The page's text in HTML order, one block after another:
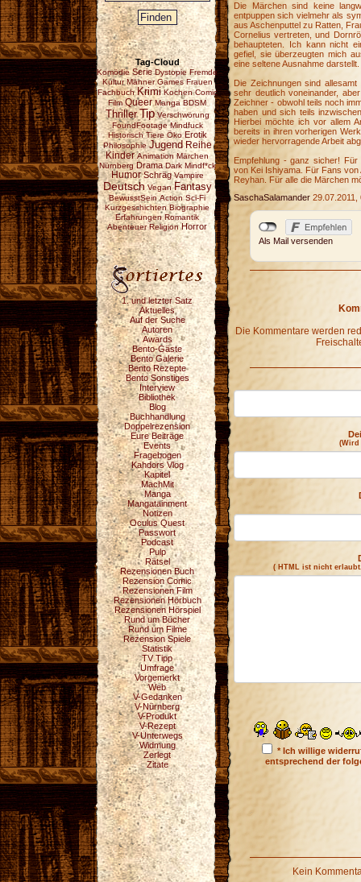
Tag-Cloud
Komödie Serie Dystopie Fremde
Kultur Männer Games Frauen
Fachbuch Krimi Kochen Comic
Film Queer Manga BDSM
Thriller Tip Verschwörung
FoundFootage Mindfuck
Historisch Tiere Öko Erotik
Philosophie Jugend Reihe
Kinder Animation Märchen
Nürnberg Drama Dark Mindf*ck
Humor Schräg Vampire
Deutsch Vegan Fantasy
BewusstSein Action Sci-Fi
Kurzgeschichten Biographie
Erfahrungen Romantik
Abenteuer Religion Horror
1. und letzter Satz
Aktuelles
Auf der Suche
Autoren
Awards
Bento-Gäste
Bento Galerie
Bento Rezepte
Bento Sonstiges
Interview
Bibliothek
Blog
Buchhandlung
Doppelrezension
Eure Beiträge
Events
Fragebogen
Kahdors Vlog
Kapitel
MachMit
Manga
Mangatainment
Notizen
Oculus Quest
Passwort
Podcast
Pulp
Rätsel
Rezensionen Buch
Rezension Comic
Rezensionen Film
Rezensionen Hörbuch
Rezensionen Hörspiel
Rund um Bücher
Rund um Filme
Rezension Spiele
Statistik
TV Tipp
Umfrage
Vorgemerkt
Web
V-Gedanken
V-Nürnberg
V-Produkt
V-Rezept
V-Unterwegs
Widmung
Zerlegt
Zitate
Die Märchen sind keine
entpuppen sich vielmehr als
aus Aschenputtel zu Ratten,
Cornelius vertreten, und
behaupteten. Ich kann nicht
gefiel, sie überzeugten mich
eine seltene Ausnahme darstellt.
Die Zeichnungen sind
sehr deutlich voneinander,
Zeichner - obwohl teils noch
haben und sich teils
Hierbei möchte ich vor allem
bereits in ihren vorherigen
wieder hervorragende Arbeit
Empfehlung - ganz sicher!
von Kei Ishiyama. Für Fans von
Reyhan. Für alle die Märchen
SaschaSalamander 29.07.2011,
Als Mail versenden
Die Kommentare werden
(Wird
( HTML ist nicht
* Ich willige
entsprechend der
Kein